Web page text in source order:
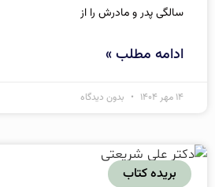
سالگی پدر و مادرش را از
ادامه مطلب »
۱۴ مهر ۱۴۰۴ بدون دیدگاه
بریده کتاب